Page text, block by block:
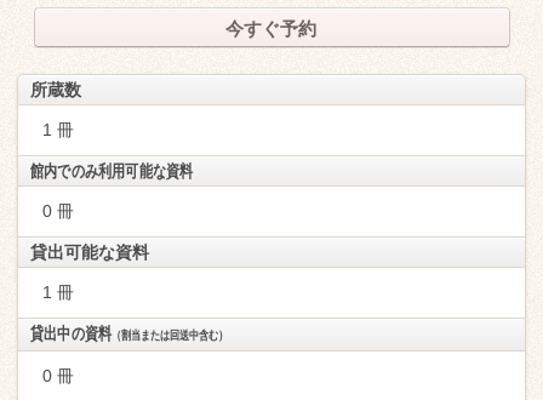
今すぐ予約
所蔵数
1 冊
館内でのみ利用可能な資料
0 冊
貸出可能な資料
1 冊
貸出中の資料（割当または回送中含む）
0 冊